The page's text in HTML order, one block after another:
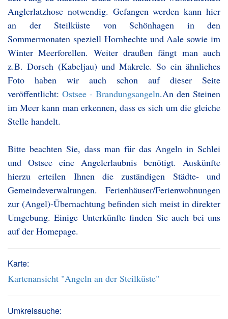
Anglerlatzhose notwendig. Gefangen werden kann hier
an der Steilküste von Schönhagen in den
Sommermonaten speziell Hornhechte und Aale sowie im
Winter Meerforellen. Weiter draußen fängt man auch
z.B. Dorsch (Kabeljau) und Makrele. So ein ähnliches
Foto haben wir auch schon auf dieser Seite
veröffentlicht: Ostsee - Brandungsangeln.An den Steinen
im Meer kann man erkennen, dass es sich um die gleiche
Stelle handelt.
Bitte beachten Sie, dass man für das Angeln in Schlei
und Ostsee eine Angelerlaubnis benötigt. Auskünfte
hierzu erteilen Ihnen die zuständigen Städte- und
Gemeindeverwaltungen. Ferienhäuser/Ferienwohnungen
zur (Angel)-Übernachtung befinden sich meist in direkter
Umgebung. Einige Unterkünfte finden Sie auch bei uns
auf der Homepage.
Karte:
Kartenansicht "Angeln an der Steilküste"
Umkreissuche: